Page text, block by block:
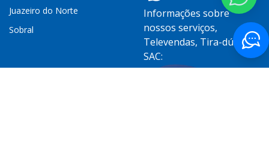
Juazeiro do Norte
Sobral
Informações sobre
nossos serviços,
Televendas, Tira-dúvidas,
SAC: